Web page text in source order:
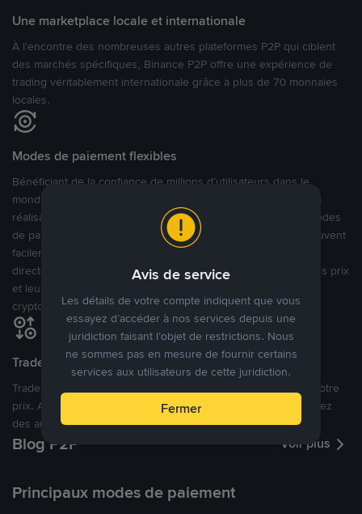
Une marketplace locale et internationale
À l’encontre des nombreuses autres plateformes P2P qui ciblent
des marchés spécifiques, Binance P2P offre une expérience de
trading véritablement internationale grâce à plus de 70 monnaies
locales.
Modes de paiement flexibles
Bénéficiant de la confiance de millions d’utilisateurs dans le
monde, Binance P2P fournit une plateforme sécurisée pour la
réalisation de trades en cryptomonnaies dans plus de 800 modes
de paiement et plus de 100 monnaies fiat. Les utilisateurs peuvent
facilement acheter, vendre et trader des cryptomonnaies
directement avec d’autres utilisateurs, tout en définissant leurs prix
et leurs modes de paiement préférés sur une Marketplace de
cryptomonnaies ouverte.
Tradez à des prix avantageux pour vous
Tradez des cryptos en étant libres d’acheter et de vendre à votre
prix. Achetez ou vendez à partir des offres existantes, ou créez
des annonces commerciales pour fixer vos propres prix.
Blog P2P Voir plus
Principaux modes de paiement
Avis de service
Les détails de votre compte indiquent que vous
essayez d’accéder à nos services depuis une
juridiction faisant l’objet de restrictions. Nous
ne sommes pas en mesure de fournir certains
services aux utilisateurs de cette juridiction.
Fermer